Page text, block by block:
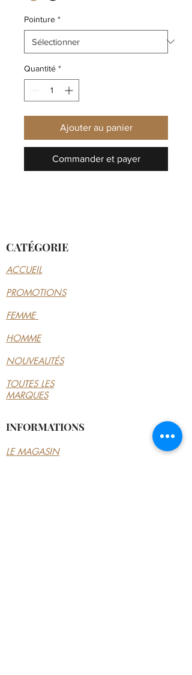
Pointure *
Quantité *
Ajouter au panier
Commander et payer
CATÉGORIE
ACCUEIL
PROMOTIONS
FEMME
HOMME
NOUVEAUTÉS
TOUTES LES
MARQUES
INFORMATIONS
LE MAGASIN